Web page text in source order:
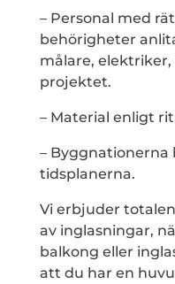
– Personal med
behörigheter
målare,
projektet.
– Material enligt
– Byggnationerna
tidsplanerna.
Vi erbjuder
av inglasningar,
balkong eller
att du har en